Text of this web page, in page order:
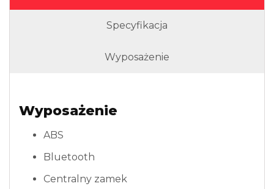
Specyfikacja
Wyposażenie
Wyposażenie
ABS
Bluetooth
Centralny zamek